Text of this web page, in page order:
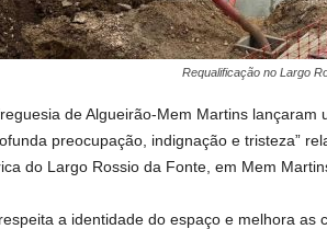
Requalificação no Largo
de Algueirão-Mem Martins lançaram
preocupação, indignação e tristeza”
do Largo Rossio da Fonte, em Mem
a identidade do espaço e melhora as